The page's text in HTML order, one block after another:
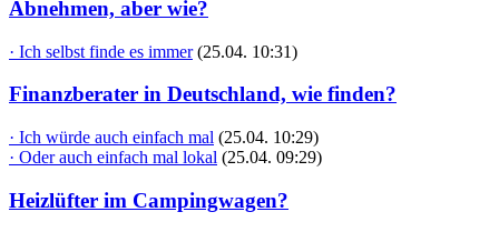
Abnehmen, aber wie?
· Ich selbst finde es immer (25.04. 10:31)
Finanzberater in Deutschland, wie finden?
· Ich würde auch einfach mal (25.04. 10:29)
· Oder auch einfach mal lokal (25.04. 09:29)
Heizlüfter im Campingwagen?